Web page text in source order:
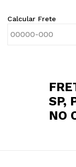
Calcular Frete
SP,
NO